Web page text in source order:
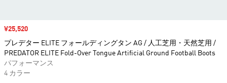
セール価格
¥25,520
プレデター ELITE フォールディングタン AG / 人工芝用・天然芝用 /
PREDATOR ELITE Fold-Over Tongue Artificial Ground Football Boots
パフォーマンス
4 カラー